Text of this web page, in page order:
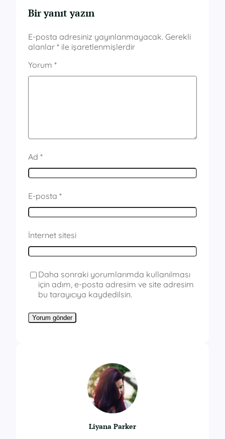
Bir yanıt yazın
E-posta adresiniz yayınlanmayacak. Gerekli
alanlar * ile işaretlenmişlerdir
Yorum *
Ad *
E-posta *
İnternet sitesi
Daha sonraki yorumlarımda kullanılması
için adım, e-posta adresim ve site adresim
bu tarayıcıya kaydedilsin.
Liyana Parker